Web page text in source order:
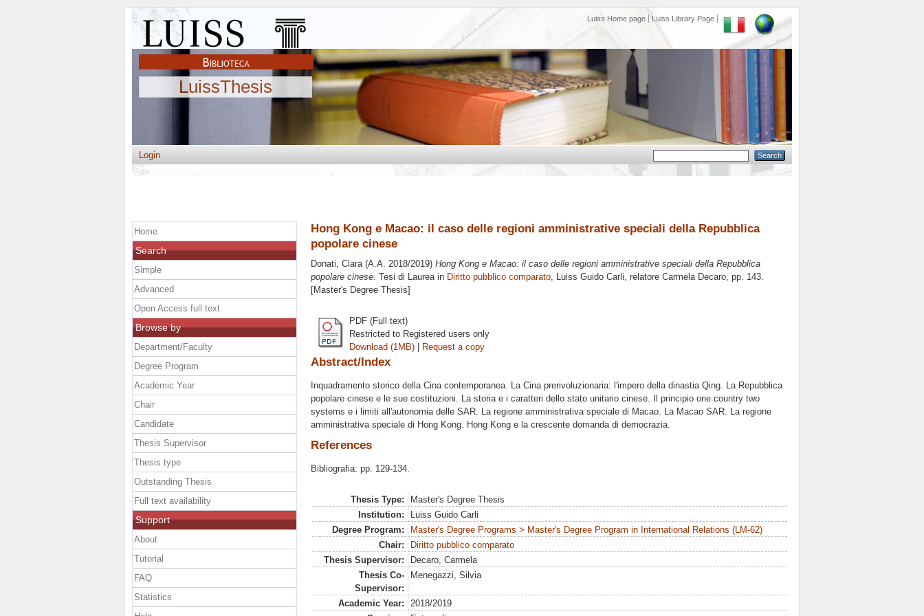
Luiss Home page Luiss Library Page
LuissThesis
Login
Hong Kong e Macao: il caso delle regioni amministrative speciali della Repubblica
popolare cinese
Donati, Clara(A.A. 2018/2019) Hong Kong e Macao: il caso delle regioni amministrative speciali della Repubblica
popolare cinese. Tesi di Laurea in Diritto pubblico comparato, Luiss Guido Carli, relatore Carmela Decaro, pp. 143.
[Master's Degree Thesis]
PDF (Full text)
Restricted to Registered users only
Download (1MB) | Request a copy
Abstract/Index
Inquadramento storico della Cina contemporanea. La Cina prerivoluzionaria: l'impero della dinastia Qing. La Repubblica
popolare cinese e le sue costituzioni. La storia e i caratteri dello stato unitario cinese. Il principio one country two
systems e i limiti all'autonomia delle SAR. La regione amministrativa speciale di Macao. La Macao SAR. La regione
amministrativa speciale di Hong Kong. Hong Kong e la crescente domanda di democrazia.
References
Bibliografia: pp. 129-134.
Thesis Type:
Master's Degree Thesis
Institution:
Luiss Guido Carli
Degree Program:
Master's Degree Programs > Master's Degree Program in International Relations (LM-62)
Chair:
Diritto pubblico comparato
Thesis Supervisor:
Decaro, Carmela
Thesis Co-
Supervisor:
Menegazzi, Silvia
Academic Year:
2018/2019
Home
Search
Simple
Advanced
Open Access full text
Browse by
Department/Faculty
Degree Program
Academic Year
Chair
Candidate
Thesis Supervisor
Thesis type
Outstanding Thesis
Full text availability
Support
About
Tutorial
FAQ
Statistics